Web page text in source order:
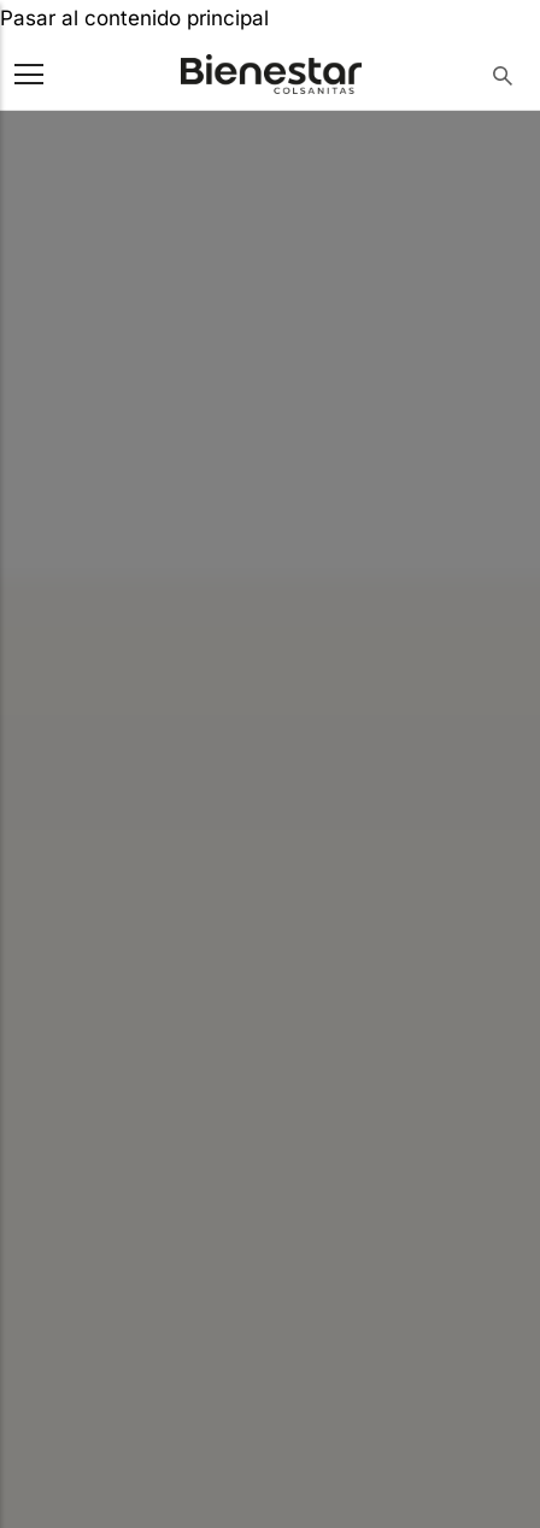
Pasar al contenido principal